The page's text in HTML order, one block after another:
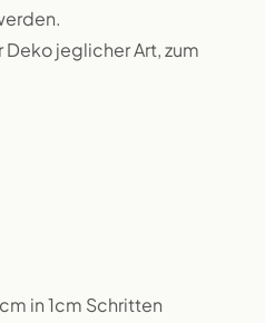
jeglicher Art, zum
in 1cm Schritten